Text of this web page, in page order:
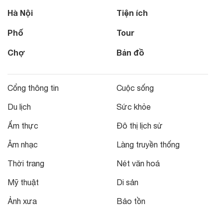
Hà Nội
Phố
Chợ
Tiện ích
Tour
Bản đồ
Cổng thông tin
Du lịch
Ẩm thực
Âm nhạc
Thời trang
Mỹ thuật
Ảnh xưa
Cuộc sống
Sức khỏe
Đô thị lịch sử
Làng truyền thống
Nét văn hoá
Di sản
Bảo tồn